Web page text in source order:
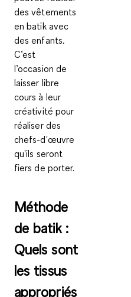
des vêtements
en batik avec
des enfants.
C’est
l’occasion de
laisser libre
cours à leur
créativité pour
réaliser des
chefs-d'œuvre
qu'ils seront
fiers de porter.
Méthode
de batik :
Quels sont
les tissus
appropriés